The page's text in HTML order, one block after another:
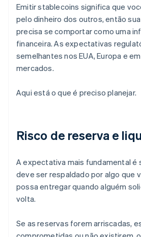
Emitir stablecoins significa que
pelo dinheiro dos outros, então
precisa se comportar como uma
financeira. As expectativas
semelhantes nos EUA, Europa e
mercados.
Aqui está o que é preciso planejar.
Risco de reserva e
A expectativa mais fundamental é
deve ser respaldado por algo que
possa entregar quando alguém
volta.
Se as reservas forem arriscadas,